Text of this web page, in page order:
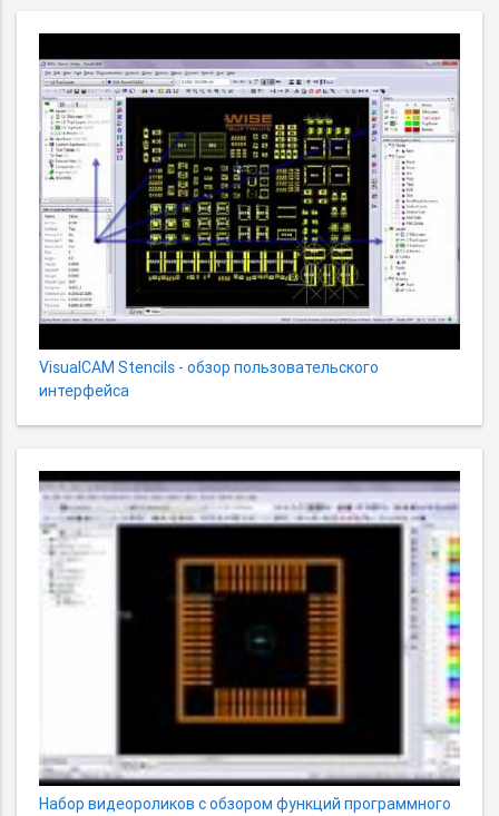
VisualCAM Stencils - обзор пользовательского
интерфейса
Набор видеороликов с обзором функций программного